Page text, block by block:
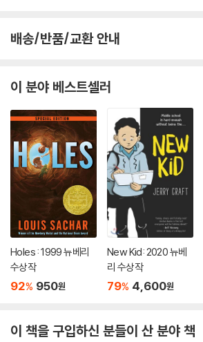
배송/반품/교환 안내
이 분야 베스트셀러
Holes : 1999 뉴베리
수상작
92% 950원
New Kid: 2020 뉴베
리 수상작
79% 4,600원
이 책을 구입하신 분들이 산 분야 책